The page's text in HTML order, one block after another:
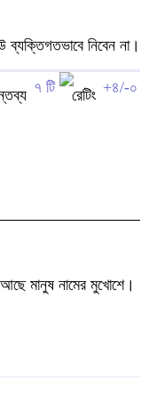
নিবেন না।
৭ টি +৪/-০
মানুষ নামের মুখোশে।